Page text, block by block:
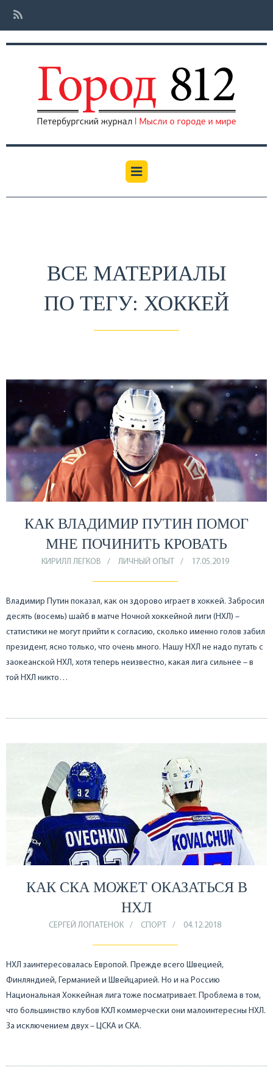
ВСЕ МАТЕРИАЛЫ
ПО ТЕГУ: ХОККЕЙ
КАК ВЛАДИМИР ПУТИН ПОМОГ
МНЕ ПОЧИНИТЬ КРОВАТЬ
КИРИЛЛ ЛЕГКОВ ЛИЧНЫЙ ОПЫТ 17.05.2019
Владимир Путин показал, как он здорово играет в хоккей. Забросил
десять (восемь) шайб в матче Ночной хоккейной лиги (НХЛ) –
статистики не могут прийти к согласию, сколько именно голов забил
президент, ясно только, что очень много. Нашу НХЛ не надо путать с
заокеанской НХЛ, хотя теперь неизвестно, какая лига сильнее – в
той НХЛ никто…
КАК СКА МОЖЕТ ОКАЗАТЬСЯ В
НХЛ
СЕРГЕЙ ЛОПАТЕНОК СПОРТ 04.12.2018
НХЛ заинтересовалась Европой. Прежде всего Швецией,
Финляндией, Германией и Швейцарией. Но и на Россию
Национальная Хоккейная лига тоже посматривает. Проблема в том,
что большинство клубов КХЛ коммерчески они малоинтересны НХЛ.
За исключением двух – ЦСКА и СКА.